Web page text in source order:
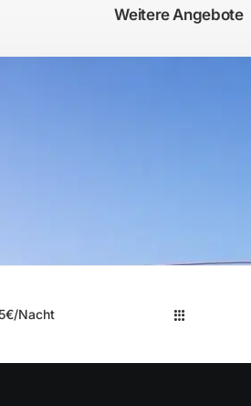
Weitere Angebote
Nacht